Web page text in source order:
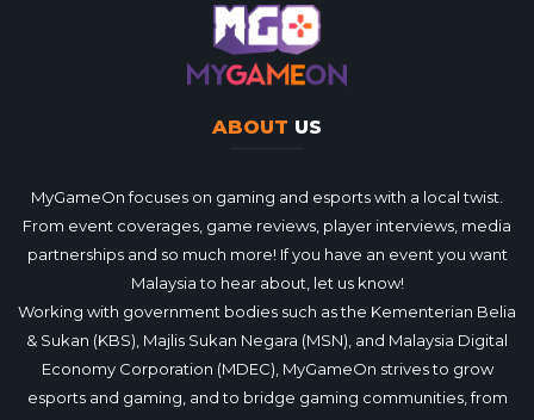
ABOUT US
MyGameOn focuses on gaming and esports with a local twist.
From event coverages, game reviews, player interviews, media
partnerships and so much more! If you have an event you want
Malaysia to hear about, let us know!
Working with government bodies such as the Kementerian Belia
& Sukan (KBS), Majlis Sukan Negara (MSN), and Malaysia Digital
Economy Corporation (MDEC), MyGameOn strives to grow
esports and gaming, and to bridge gaming communities, from